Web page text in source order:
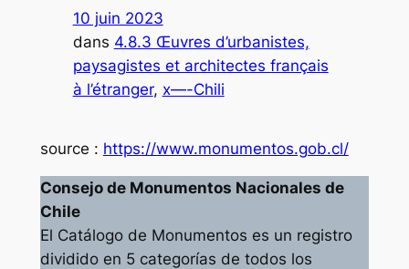
10 juin 2023
dans 4.8.3 Œuvres d’urbanistes,
paysagistes et architectes français
à l’étranger, x—-Chili
source : https://www.monumentos.gob.cl/
Consejo de Monumentos Nacionales de
Chile
El Catálogo de Monumentos es un registro
dividido en 5 categorías de todos los